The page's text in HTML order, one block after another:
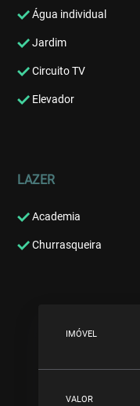
Água individual
Jardim
Circuito TV
Elevador
LAZER
Academia
Churrasqueira
IMÓVEL
VALOR